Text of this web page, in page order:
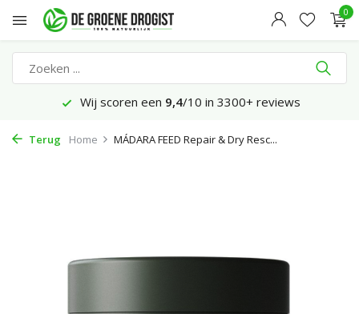
0
Wij scoren een 9,4/10 in 3300+ reviews
Terug Home MÁDARA FEED Repair & Dry Resc...